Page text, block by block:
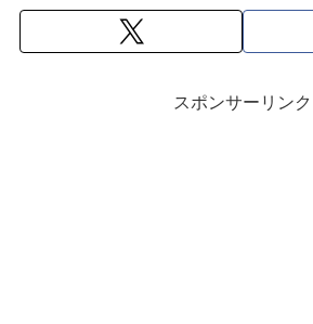
スポンサーリンク